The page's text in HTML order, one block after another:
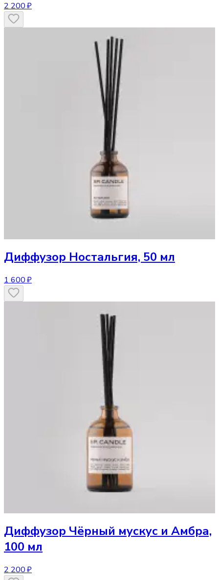
2 200 ₽
Диффузор Ностальгия, 50 мл
1 600 ₽
Диффузор Чёрный мускус и Амбра,
100 мл
2 200 ₽